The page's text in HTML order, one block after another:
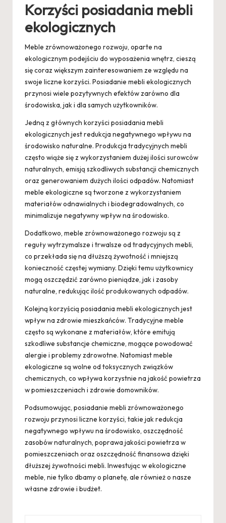
Korzyści posiadania mebli
ekologicznych
Meble zrównoważonego rozwoju, oparte na
ekologicznym podejściu do wyposażenia wnętrz, cieszą
się coraz większym zainteresowaniem ze względu na
swoje liczne korzyści. Posiadanie mebli ekologicznych
przynosi wiele pozytywnych efektów zarówno dla
środowiska, jak i dla samych użytkowników.
Jedną z głównych korzyści posiadania mebli
ekologicznych jest redukcja negatywnego wpływu na
środowisko naturalne. Produkcja tradycyjnych mebli
często wiąże się z wykorzystaniem dużej ilości surowców
naturalnych, emisją szkodliwych substancji chemicznych
oraz generowaniem dużych ilości odpadów. Natomiast
meble ekologiczne są tworzone z wykorzystaniem
materiałów odnawialnych i biodegradowalnych, co
minimalizuje negatywny wpływ na środowisko.
Dodatkowo, meble zrównoważonego rozwoju są z
reguły wytrzymalsze i trwalsze od tradycyjnych mebli,
co przekłada się na dłuższą żywotność i mniejszą
konieczność częstej wymiany. Dzięki temu użytkownicy
mogą oszczędzić zarówno pieniądze, jak i zasoby
naturalne, redukując ilość produkowanych odpadów.
Kolejną korzyścią posiadania mebli ekologicznych jest
wpływ na zdrowie mieszkańców. Tradycyjne meble
często są wykonane z materiałów, które emitują
szkodliwe substancje chemiczne, mogące powodować
alergie i problemy zdrowotne. Natomiast meble
ekologiczne są wolne od toksycznych związków
chemicznych, co wpływa korzystnie na jakość powietrza
w pomieszczeniach i zdrowie domowników.
Podsumowując, posiadanie mebli zrównoważonego
rozwoju przynosi liczne korzyści, takie jak redukcja
negatywnego wpływu na środowisko, oszczędność
zasobów naturalnych, poprawa jakości powietrza w
pomieszczeniach oraz oszczędność finansowa dzięki
dłuższej żywotności mebli. Inwestując w ekologiczne
meble, nie tylko dbamy o planetę, ale również o nasze
własne zdrowie i budżet.